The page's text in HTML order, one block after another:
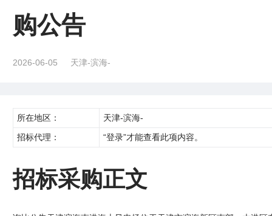
购公告
2026-06-05 天津-滨海-
所在地区：
天津-滨海-
招标代理：
“登录”才能查看此项内容。
招标采购正文